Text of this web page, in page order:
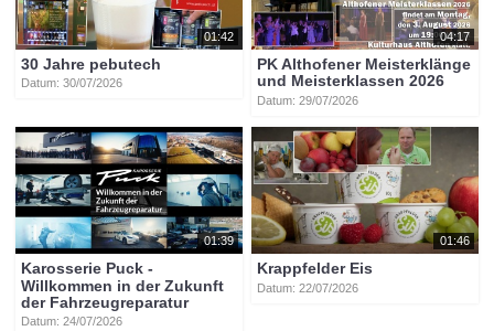
01:42
30 Jahre pebutech
Datum: 30/07/2026
04:17
PK Althofener Meisterklänge
und Meisterklassen 2026
Datum: 29/07/2026
01:39
Karosserie Puck -
Willkommen in der Zukunft
der Fahrzeugreparatur
Datum: 24/07/2026
01:46
Krappfelder Eis
Datum: 22/07/2026